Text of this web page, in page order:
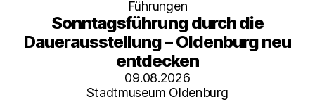
Führungen
Sonntagsführung durch die
Dauerausstellung – Oldenburg neu
entdecken
09.08.2026
Stadtmuseum Oldenburg